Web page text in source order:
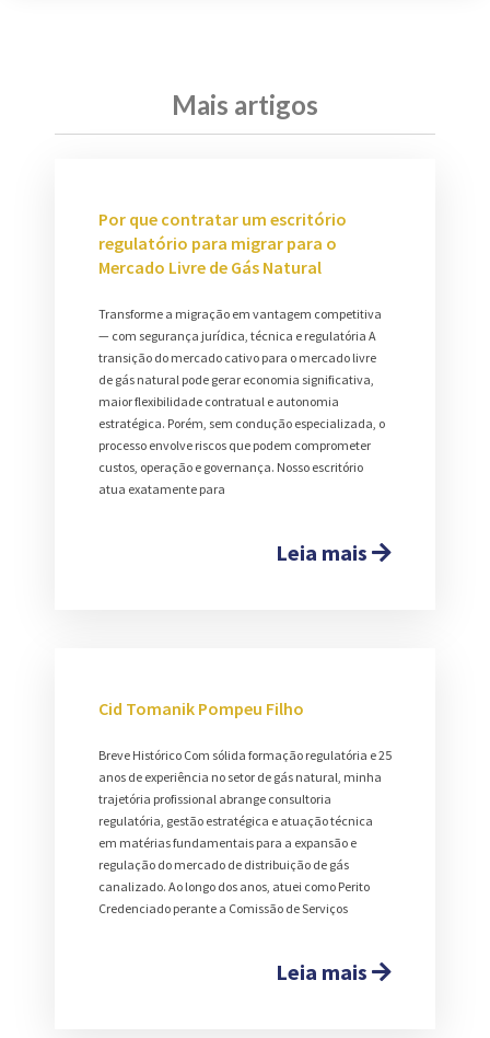
Mais artigos
Por que contratar um escritório
regulatório para migrar para o
Mercado Livre de Gás Natural
Transforme a migração em vantagem competitiva
— com segurança jurídica, técnica e regulatória A
transição do mercado cativo para o mercado livre
de gás natural pode gerar economia significativa,
maior flexibilidade contratual e autonomia
estratégica. Porém, sem condução especializada, o
processo envolve riscos que podem comprometer
custos, operação e governança. Nosso escritório
atua exatamente para
Leia mais
Cid Tomanik Pompeu Filho
Breve Histórico Com sólida formação regulatória e 25
anos de experiência no setor de gás natural, minha
trajetória profissional abrange consultoria
regulatória, gestão estratégica e atuação técnica
em matérias fundamentais para a expansão e
regulação do mercado de distribuição de gás
canalizado. Ao longo dos anos, atuei como Perito
Credenciado perante a Comissão de Serviços
Leia mais